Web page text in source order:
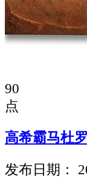
90
点
高希霸马杜
发布日期：